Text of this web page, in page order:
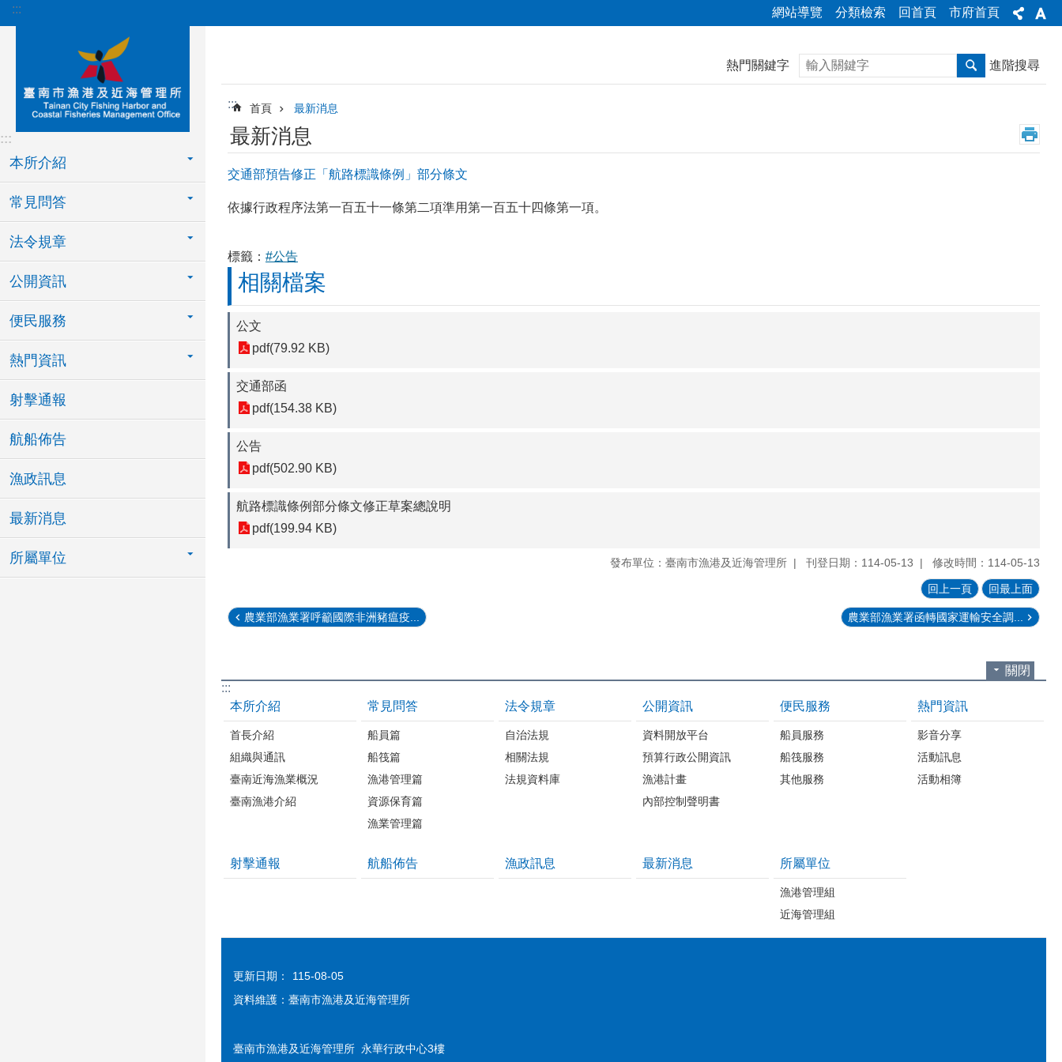
跳到主要內容區塊
::: 網站導覽 分類檢索 回首頁 市府首頁
:::
本所介紹
常見問答
法令規章
公開資訊
便民服務
熱門資訊
射擊通報
航船佈告
漁政訊息
最新消息
所屬單位
熱門關鍵字 搜尋 進階搜尋
::: 首頁 最新消息
最新消息
交通部預告修正「航路標識條例」部分條文
依據行政程序法第一百五十一條第二項準用第一百五十四條第一項。
標籤： #公告
相關檔案
公文
pdf(79.92 KB)
交通部函
pdf(154.38 KB)
公告
pdf(502.90 KB)
航路標識條例部分條文修正草案總說明
pdf(199.94 KB)
發布單位：臺南市漁港及近海管理所 刊登日期：114-05-13 修改時間：114-05-13
回上一頁 回最上面
農業部漁業署呼籲國際非洲豬瘟疫... 農業部漁業署函轉國家運輸安全調...
關閉
:::
本所介紹
首長介紹
組織與通訊
臺南近海漁業概況
臺南漁港介紹
常見問答
船員篇
船筏篇
漁港管理篇
資源保育篇
漁業管理篇
法令規章
自治法規
相關法規
法規資料庫
公開資訊
資料開放平台
預算行政公開資訊
漁港計畫
內部控制聲明書
便民服務
船員服務
船筏服務
其他服務
熱門資訊
影音分享
活動訊息
活動相簿
射擊通報 航船佈告 漁政訊息 最新消息 所屬單位
漁港管理組
近海管理組
更新日期：
115-08-05
資料維護：臺南市漁港及近海管理所
臺南市漁港及近海管理所 永華行政中心3樓